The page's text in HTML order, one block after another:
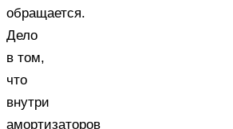
обращается.
Дело
в том,
что
внутри
амортизаторов